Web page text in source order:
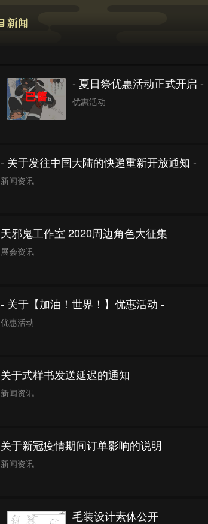
新闻
- 夏日祭优惠活动正式开启 -
优惠活动
- 关于发往中国大陆的快递重新开放通知 -
新闻资讯
天邪鬼工作室 2020周边角色大征集
展会资讯
- 关于【加油！世界！】优惠活动 -
优惠活动
关于式样书发送延迟的通知
新闻资讯
关于新冠疫情期间订单影响的说明
新闻资讯
毛装设计素体公开